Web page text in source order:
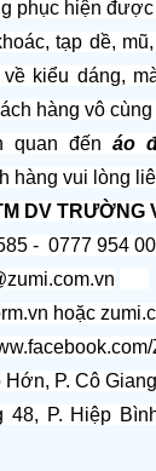
phục hiện
tạp dề,
kiểu dáng,
hàng vô
quan đến áo
hàng vui lòng
DV TRƯỜNG
-  0777 954
hoặc
P. Cô
48, P. Hiệp